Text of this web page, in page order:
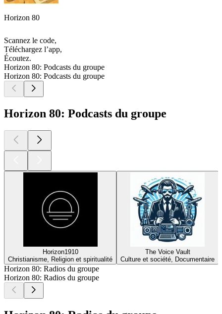
Horizon 80
Scannez le code,
Téléchargez l’app,
Écoutez.
Horizon 80: Podcasts du groupe
Horizon 80: Podcasts du groupe
Horizon 80: Podcasts du groupe
Horizon1910
Christianisme, Religion et spiritualité
The Voice Vault
Culture et société, Documentaire
Horizon 80: Radios du groupe
Horizon 80: Radios du groupe